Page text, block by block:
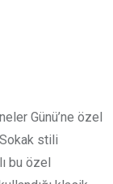
Günü’ne özel
stili
bu özel